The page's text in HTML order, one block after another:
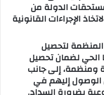
الدولة من
الإجراءات القانونية
لتحصيل
الحي لضمان تحصيل
ومنظمة، إلى جانب
الوصول إليهم في